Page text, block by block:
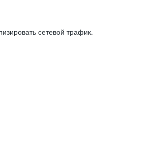
сетевой трафик.